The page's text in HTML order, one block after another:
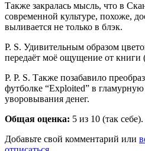
Также закралась мысль, что в
современной культуре, похоже,
выливается не только в блэк.
P. S. Удивительным образом
передаёт моё ощущение от книги
P. P. S. Также позабавило
футболке “Exploited” в
уворовывания денег.
Общая оценка: 5 из 10 (так себе).
Добавьте свой комментарий или